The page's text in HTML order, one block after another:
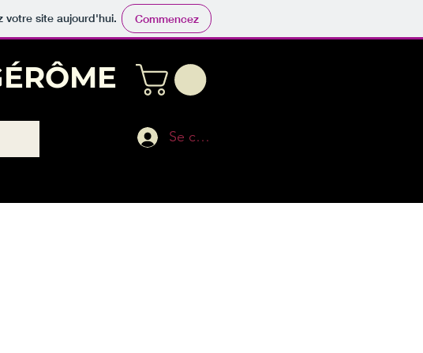
votre site aujourd'hui. Commencez
Se connecter